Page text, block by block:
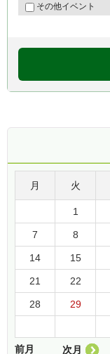
その他イベント
月 火
1
7 8
14 15
21 22
28 29
前月 次月